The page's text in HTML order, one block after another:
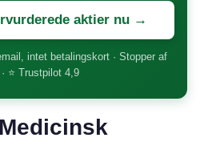
aktier nu →
intet betalingskort · Stopper af
⭐ Trustpilot 4,9